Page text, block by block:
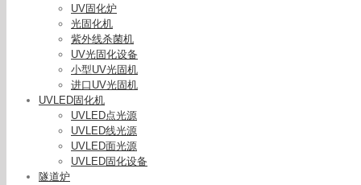
UV固化炉
光固化机
紫外线杀菌机
UV光固化设备
小型UV光固机
进口UV光固机
UVLED固化机
UVLED点光源
UVLED线光源
UVLED面光源
UVLED固化设备
隧道炉